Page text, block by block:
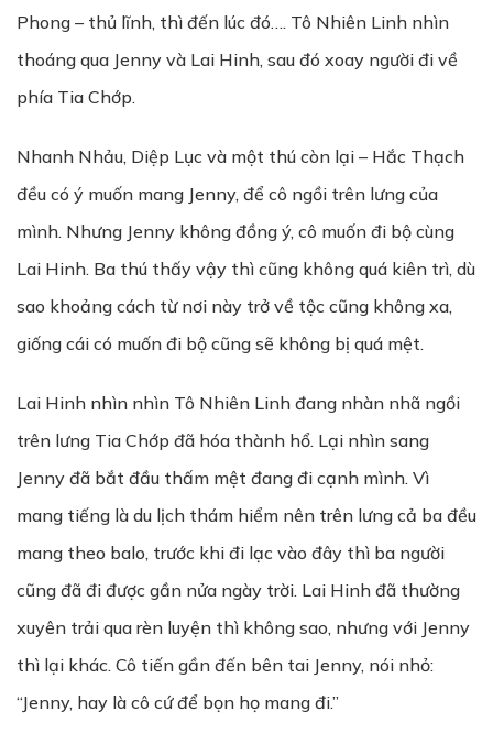
Phong – thủ lĩnh, thì đến lúc đó…. Tô Nhiên Linh nhìn
thoáng qua Jenny và Lai Hinh, sau đó xoay người đi về
phía Tia Chớp.
Nhanh Nhảu, Diệp Lục và một thú còn lại – Hắc Thạch
đều có ý muốn mang Jenny, để cô ngồi trên lưng của
mình. Nhưng Jenny không đồng ý, cô muốn đi bộ cùng
Lai Hinh. Ba thú thấy vậy thì cũng không quá kiên trì, dù
sao khoảng cách từ nơi này trở về tộc cũng không xa,
giống cái có muốn đi bộ cũng sẽ không bị quá mệt.
Lai Hinh nhìn nhìn Tô Nhiên Linh đang nhàn nhã ngồi
trên lưng Tia Chớp đã hóa thành hổ. Lại nhìn sang
Jenny đã bắt đầu thấm mệt đang đi cạnh mình. Vì
mang tiếng là du lịch thám hiểm nên trên lưng cả ba đều
mang theo balo, trước khi đi lạc vào đây thì ba người
cũng đã đi được gần nửa ngày trời. Lai Hinh đã thường
xuyên trải qua rèn luyện thì không sao, nhưng với Jenny
thì lại khác. Cô tiến gần đến bên tai Jenny, nói nhỏ:
“Jenny, hay là cô cứ để bọn họ mang đi.”